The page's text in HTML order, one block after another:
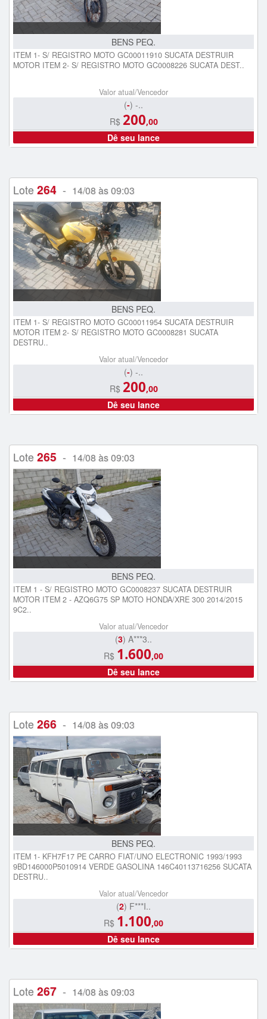
BENS PEQ.
ITEM 1- S/ REGISTRO MOTO GC00011910 SUCATA DESTRUIR
MOTOR ITEM 2- S/ REGISTRO MOTO GC0008226 SUCATA DEST..
Valor atual/Vencedor
(-) -..
R$ 200,00
Dê seu lance
Lote 264 - 14/08 às 09:03
BENS PEQ.
ITEM 1- S/ REGISTRO MOTO GC00011954 SUCATA DESTRUIR
MOTOR ITEM 2- S/ REGISTRO MOTO GC0008281 SUCATA
DESTRU..
Valor atual/Vencedor
(-) -..
R$ 200,00
Dê seu lance
Lote 265 - 14/08 às 09:03
BENS PEQ.
ITEM 1 - S/ REGISTRO MOTO GC0008237 SUCATA DESTRUIR
MOTOR ITEM 2 - AZQ6G75 SP MOTO HONDA/XRE 300 2014/2015
9C2..
Valor atual/Vencedor
(3) A***3..
R$ 1.600,00
Dê seu lance
Lote 266 - 14/08 às 09:03
BENS PEQ.
ITEM 1- KFH7F17 PE CARRO FIAT/UNO ELECTRONIC 1993/1993
9BD146000P5010914 VERDE GASOLINA 146C40113716256 SUCATA
DESTRU..
Valor atual/Vencedor
(2) F***I..
R$ 1.100,00
Dê seu lance
Lote 267 - 14/08 às 09:03